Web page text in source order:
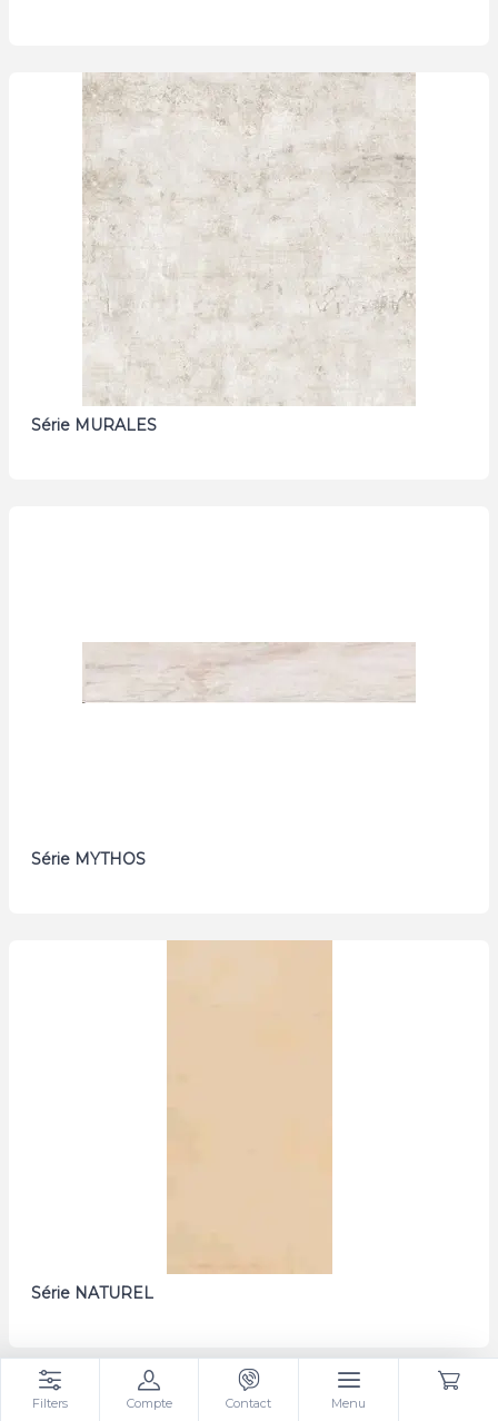
Série MURALES
Série MYTHOS
Série NATUREL
Filters Compte Contact Menu